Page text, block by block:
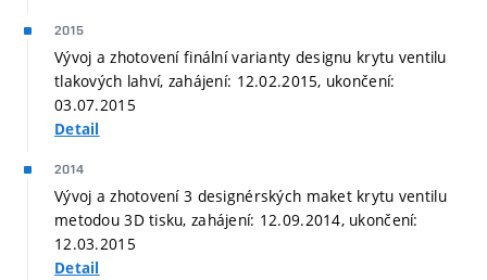
2015
Vývoj a zhotovení finální varianty designu krytu ventilu
tlakových lahví, zahájení: 12.02.2015, ukončení:
03.07.2015
Detail
2014
Vývoj a zhotovení 3 designérských maket krytu ventilu
metodou 3D tisku, zahájení: 12.09.2014, ukončení:
12.03.2015
Detail